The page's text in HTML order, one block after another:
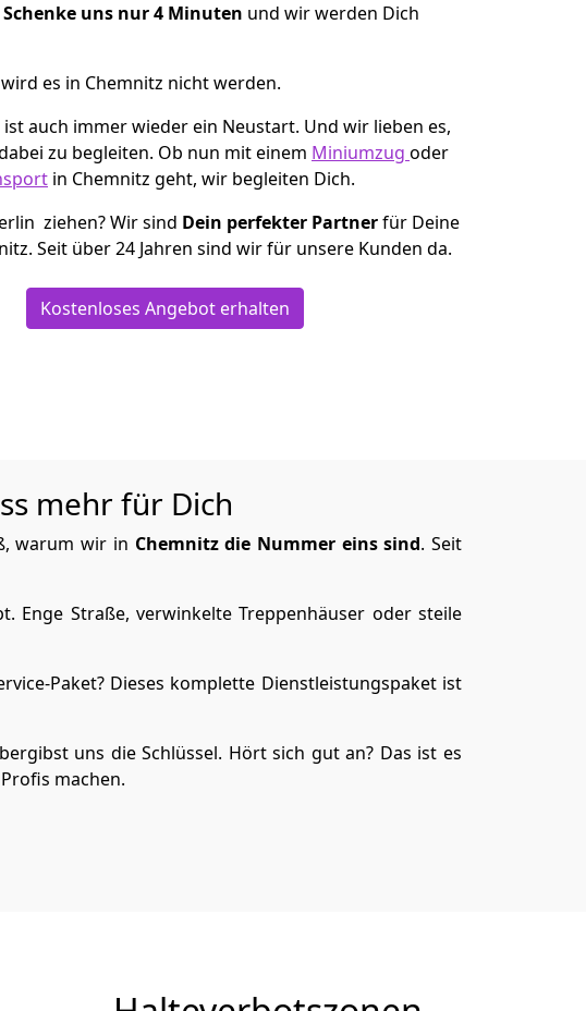
Schenke uns nur 4 Minuten und wir werden Dich
es in Chemnitz nicht werden.
ist auch immer wieder ein Neustart. Und wir lieben es,
zu begleiten. Ob nun mit einem Miniumzug oder
in Chemnitz geht, wir begleiten Dich.
ziehen? Wir sind Dein perfekter Partnerfür Deine
Seit über 24 Jahren sind wir für unsere Kunden da.
Kostenloses Angebot erhalten
mehr für Dich
warum wir in Chemnitz die Nummer eins sind. Seit
Straße, verwinkelte Treppenhäuser oder steile
Paket? Dieses komplette Dienstleistungspaket ist
uns die Schlüssel. Hört sich gut an? Das ist es
machen.